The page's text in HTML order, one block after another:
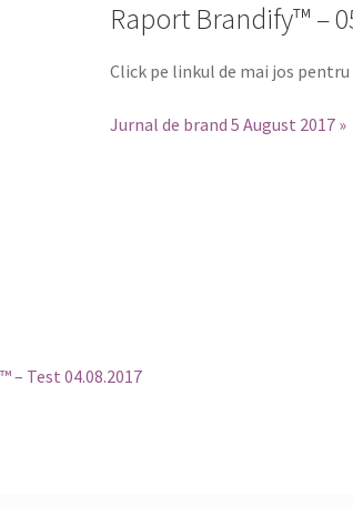
Raport Brandify™ –
Click pe linkul de mai jos
Jurnal de brand 5 August 2017 »
– Test 04.08.2017